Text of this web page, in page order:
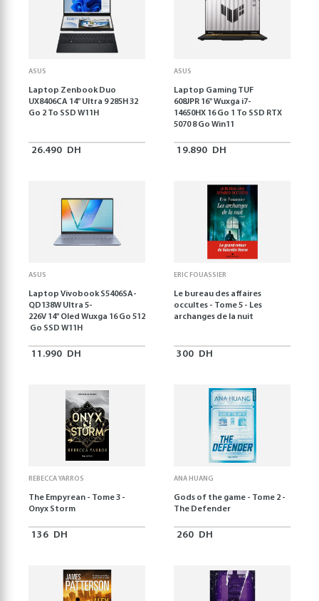
ASUS
Laptop Zenbook Duo
UX8406CA 14'' Ultra 9 285H 32
Go 2 To SSD W11H
26.490 DH
ASUS
Laptop Gaming TUF
608JPR 16'' Wuxga i7-
14650HX 16 Go 1 To SSD RTX
5070 8 Go Win11
19.890 DH
ASUS
Laptop Vivobook S5406SA-
QD138W Ultra 5-
226V 14" Oled Wuxga 16 Go 512
Go SSD W11H
11.990 DH
ERIC FOUASSIER
Le bureau des affaires
occultes - Tome 5 - Les
archanges de la nuit
300 DH
REBECCA YARROS
The Empyrean - Tome 3 -
Onyx Storm
136 DH
ANA HUANG
Gods of the game - Tome 2 -
The Defender
260 DH